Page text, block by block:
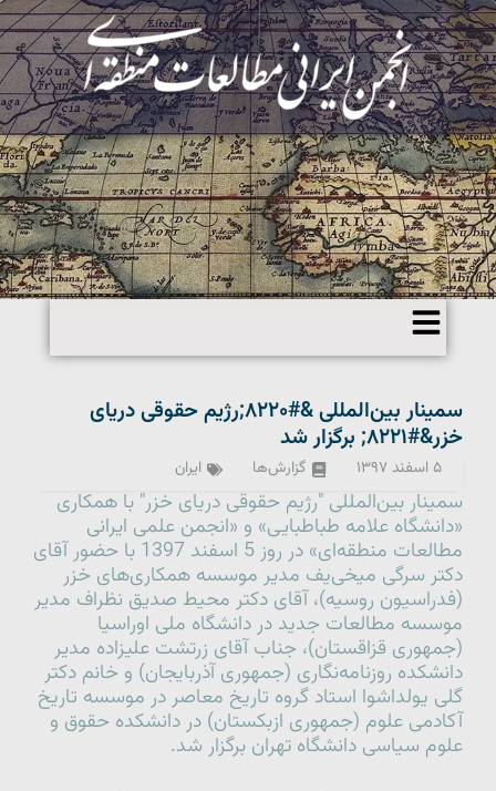
سمینار بین‌المللی &#۸۲۲۰;رژیم حقوقی دریای
خزر&#۸۲۲۱; برگزار شد
۵ اسفند ۱۳۹۷ گزارش‌ها ایران
سمینار بین‌المللی "رژیم حقوقی دریای خزر" با همکاری
«دانشگاه علامه طباطبایی» و «انجمن علمی ایرانی
مطالعات منطقه‌ای» در روز 5 اسفند 1397 با حضور آقای
دکتر سرگی میخی‌یف مدیر موسسه همکاری‌های خزر
(فدراسیون روسیه)، آقای دکتر محیط صدیق نظراف مدیر
موسسه مطالعات جدید در دانشگاه ملی اوراسیا
(جمهوری قزاقستان)، جناب آقای زرتشت علیزاده مدیر
دانشکده روزنامه‌نگاری (جمهوری آذربایجان) و خانم دکتر
گلی یولداشوا استاد گروه تاریخ معاصر در موسسه تاریخ
آکادمی علوم (جمهوری ازبکستان) در دانشکده حقوق و
علوم سیاسی دانشگاه تهران برگزار شد.